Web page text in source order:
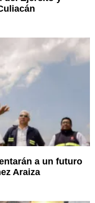
a un futuro
Araiza